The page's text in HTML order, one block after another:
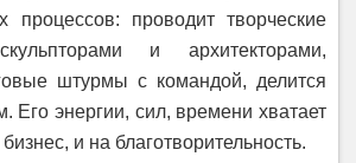
процессов: проводит творческие
и архитекторами,
штурмы с командой, делится
Его энергии, сил, времени хватает
и на благотворительность.